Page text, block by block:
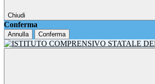
Chiudi
Conferma
Annulla Conferma